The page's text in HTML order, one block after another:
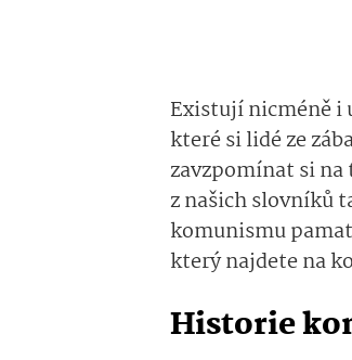
Existují nicméně i
které si lidé ze
zavzpomínat si na
z našich slovníků
komunismu
který najdete na
Historie